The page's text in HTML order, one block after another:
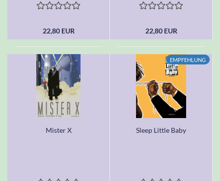
22,80 EUR 22,80 EUR
Mister X
EMPFEHLUNG
Sleep Little Baby